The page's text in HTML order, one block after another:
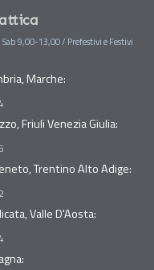
9,00-13,00 / Prefestivi e Festivi
Marche:
Friuli Venezia Giulia:
Trentino Alto Adige:
Valle D'Aosta: